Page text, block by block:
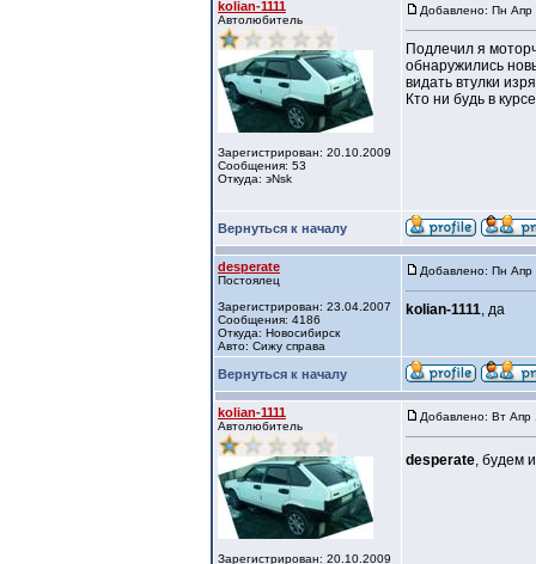
kolian-1111
Автолюбитель
Зарегистрирован: 20.10.2009
Сообщения: 53
Откуда: эNsk
Добавлено: Пн Апр
Подлечил я
обнаружились
видать втулки
Кто ни будь в
Вернуться к началу
desperate
Постоялец
Зарегистрирован: 23.04.2007
Сообщения: 4186
Откуда: Новосибирск
Авто: Сижу справа
Добавлено: Пн Апр
kolian-1111, да
Вернуться к началу
kolian-1111
Автолюбитель
Зарегистрирован: 20.10.2009
Добавлено: Вт Апр
desperate, будем